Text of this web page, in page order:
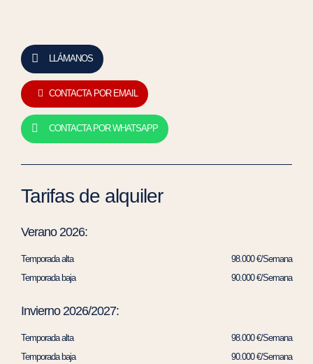
LLÁMANOS
CONTACTA POR EMAIL
CONTACTA POR WHATSAPP
Tarifas de alquiler
Verano 2026:
Temporada alta
98.000 €/Semana
Temporada baja
90.000 €/Semana
Invierno 2026/2027:
Temporada alta
98.000 €/Semana
Temporada baja
90.000 €/Semana